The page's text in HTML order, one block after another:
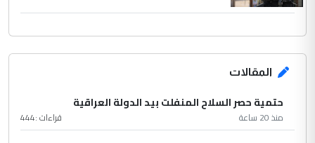
المقالات
حتمية حصر السلاح المنفلت بيد الدولة العراقية
منذ 20 ساعة قراءات :444